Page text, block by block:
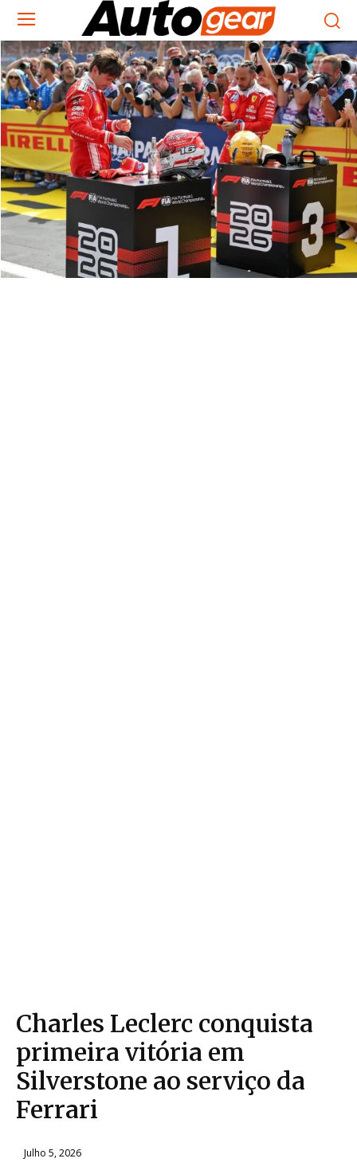
Charles Leclerc conquista
primeira vitória em
Silverstone ao serviço da
Ferrari
Julho 5, 2026